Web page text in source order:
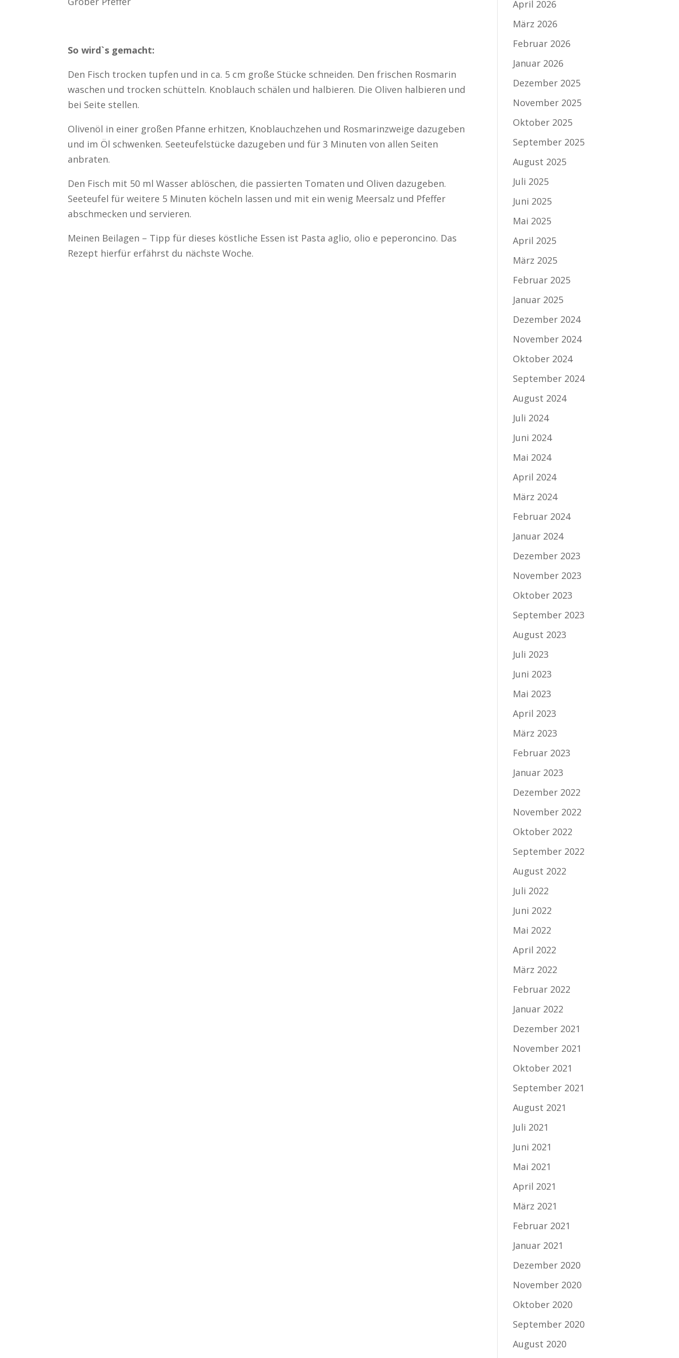
So wird`s gemacht:
Den Fisch trocken tupfen und in ca. 5 cm große Stücke schneiden. Den frischen Rosmarin
waschen und trocken schütteln. Knoblauch schälen und halbieren. Die Oliven halbieren und
bei Seite stellen.
Olivenöl in einer großen Pfanne erhitzen, Knoblauchzehen und Rosmarinzweige dazugeben
und im Öl schwenken. Seeteufelstücke dazugeben und für 3 Minuten von allen Seiten
anbraten.
Den Fisch mit 50 ml Wasser ablöschen, die passierten Tomaten und Oliven dazugeben.
Seeteufel für weitere 5 Minuten köcheln lassen und mit ein wenig Meersalz und Pfeffer
abschmecken und servieren.
Meinen Beilagen – Tipp für dieses köstliche Essen ist Pasta aglio, olio e peperoncino. Das
Rezept hierfür erfährst du nächste Woche.
April 2026
März 2026
Februar 2026
Januar 2026
Dezember 2025
November 2025
Oktober 2025
September 2025
August 2025
Juli 2025
Juni 2025
Mai 2025
April 2025
März 2025
Februar 2025
Januar 2025
Dezember 2024
November 2024
Oktober 2024
September 2024
August 2024
Juli 2024
Juni 2024
Mai 2024
April 2024
März 2024
Februar 2024
Januar 2024
Dezember 2023
November 2023
Oktober 2023
September 2023
August 2023
Juli 2023
Juni 2023
Mai 2023
April 2023
März 2023
Februar 2023
Januar 2023
Dezember 2022
November 2022
Oktober 2022
September 2022
August 2022
Juli 2022
Juni 2022
Mai 2022
April 2022
März 2022
Februar 2022
Januar 2022
Dezember 2021
November 2021
Oktober 2021
September 2021
August 2021
Juli 2021
Juni 2021
Mai 2021
April 2021
März 2021
Februar 2021
Januar 2021
Dezember 2020
November 2020
Oktober 2020
September 2020
August 2020